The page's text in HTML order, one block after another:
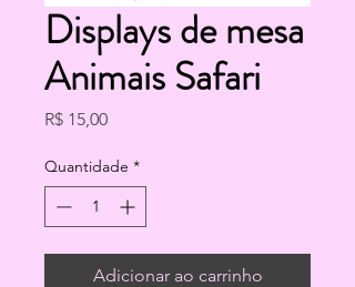
Displays de mesa
Animais Safari
R$ 15,00Preço
Quantidade *
Adicionar ao carrinho